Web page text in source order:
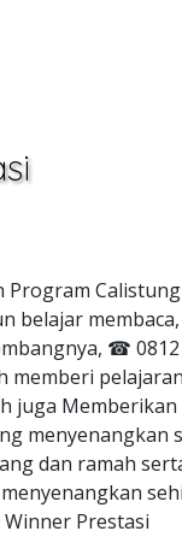
Program
belajar
☎ 0812
memberi
juga Memberikan
menyenangkan
dan ramah
Prestasi